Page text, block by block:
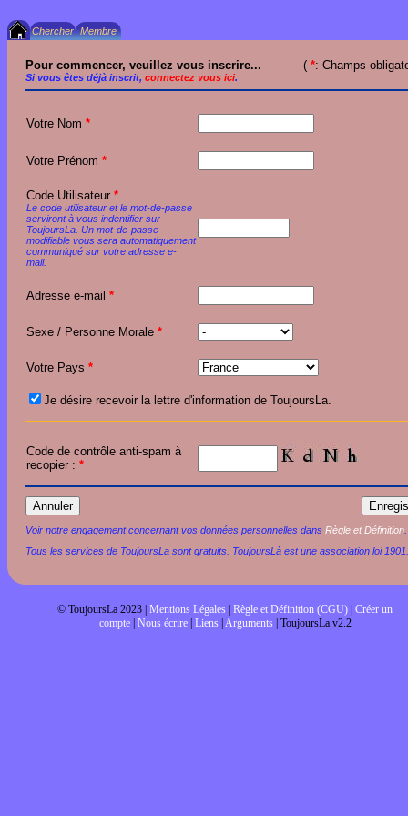
Pour commencer, veuillez vous inscrire...
Si vous êtes déjà inscrit, connectez vous ici.
( *: Champs
Votre Nom *
Votre Prénom *
Code Utilisateur *
Le code utilisateur et le mot-de-passe
serviront à vous indentifier sur
ToujoursLa. Un mot-de-passe
modifiable vous sera automatiquement
communiqué sur votre adresse e-
mail.
Adresse e-mail *
Sexe / Personne Morale *
Votre Pays *
Je désire recevoir la lettre d'information de ToujoursLa.
Code de contrôle anti-spam à
recopier : *
Voir notre engagement concernant vos données personnelles dans Règle et Définition
Tous les services de ToujoursLa sont gratuits. ToujoursLà est une association loi 1901.
© ToujoursLa 2023 | Mentions Légales | Règle et Définition (CGU) | Créer un
compte| Nous écrire| Liens| Arguments| ToujoursLa v2.2